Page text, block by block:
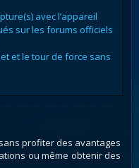
avec l’appareil
sur les forums officiels
et le tour de force sans
profiter des avantages
ou même obtenir des